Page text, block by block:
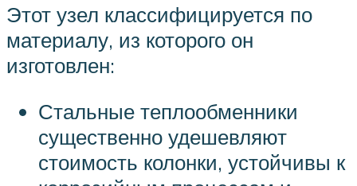
Этот узел классифицируется по
материалу, из которого он
изготовлен:
Стальные теплообменники
существенно удешевляют
стоимость колонки, устойчивы к